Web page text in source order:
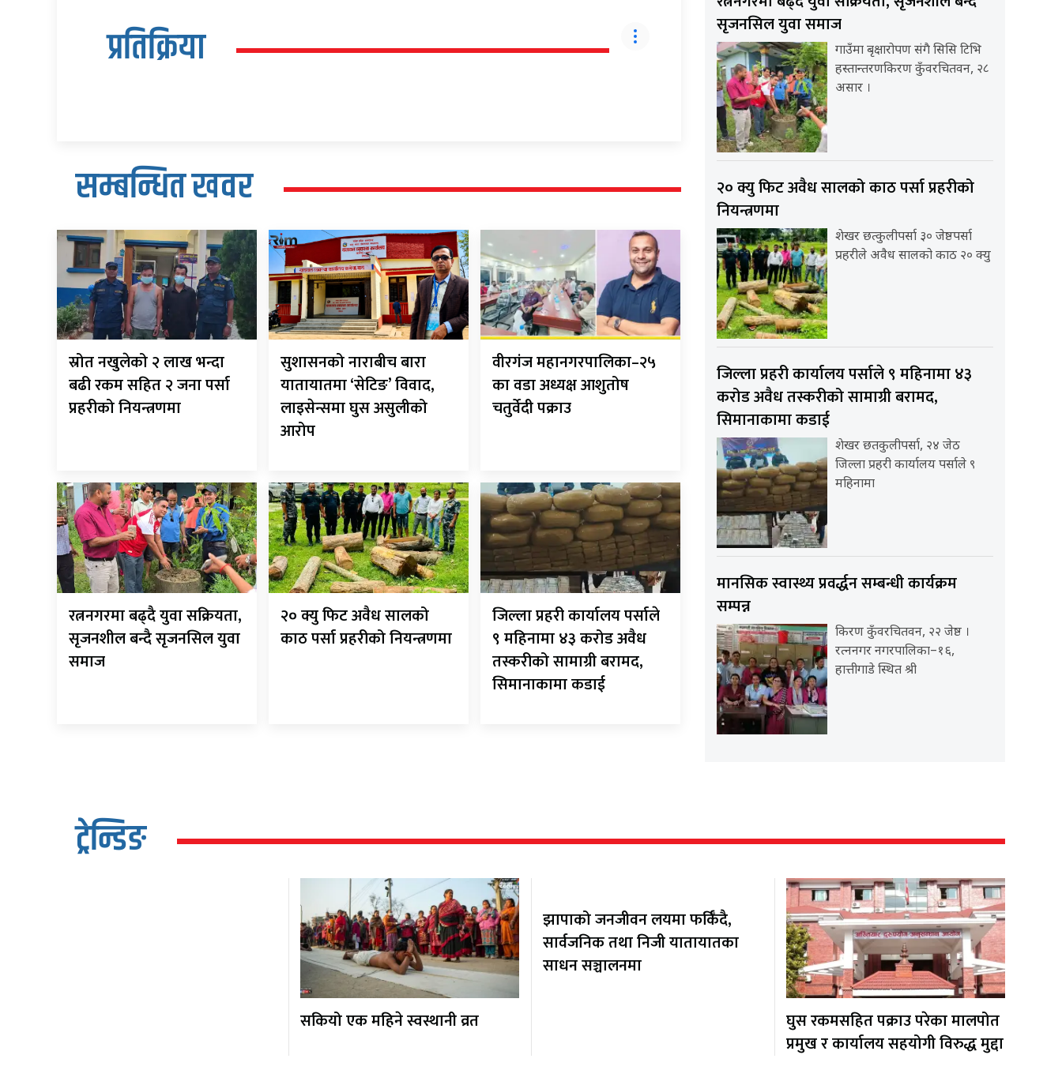
प्रतिक्रिया
सम्बन्धित खवर
स्रोत नखुलेको २ लाख भन्दा
बढी रकम सहित २ जना पर्सा
प्रहरीको नियन्त्रणमा
सुशासनको नाराबीच बारा
यातायातमा ‘सेटिङ’ विवाद,
लाइसेन्समा घुस असुलीको
आरोप
वीरगंज महानगरपालिका–२५
का वडा अध्यक्ष आशुतोष
चतुर्वेदी पक्राउ
रत्ननगरमा बढ्दै युवा सक्रियता,
सृजनशील बन्दै सृजनसिल युवा
समाज
२० क्यु फिट अवैध सालको
काठ पर्सा प्रहरीको नियन्त्रणमा
जिल्ला प्रहरी कार्यालय पर्साले
९ महिनामा ४३ करोड अवैध
तस्करीको सामाग्री बरामद,
सिमानाकामा कडाई
सृजनसिल युवा समाज
गाउँमा बृक्षारोपण संगै सिसि टिभि
हस्तान्तरणकिरण कुँवरचितवन, २८
असार ।
२० क्यु फिट अवैध सालको काठ पर्सा प्रहरीको
नियन्त्रणमा
शेखर छत्कुलीपर्सा ३० जेष्ठपर्सा
प्रहरीले अवैध सालको काठ २० क्यु
जिल्ला प्रहरी कार्यालय पर्साले ९ महिनामा ४३
करोड अवैध तस्करीको सामाग्री बरामद,
सिमानाकामा कडाई
शेखर छतकुलीपर्सा, २४ जेठ
जिल्ला प्रहरी कार्यालय पर्साले ९
महिनामा
मानसिक स्वास्थ्य प्रवर्द्धन सम्बन्धी कार्यक्रम
सम्पन्न
किरण कुँवरचितवन, २२ जेष्ठ ।
रत्ननगर नगरपालिका–१६,
हात्तीगाडे स्थित श्री
ट्रेन्डिङ
सकियो एक महिने स्वस्थानी व्रत
झापाको जनजीवन लयमा फर्किँदै,
सार्वजनिक तथा निजी यातायातका
साधन सञ्चालनमा
घुस रकमसहित पक्राउ परेका मालपोत
प्रमुख र कार्यालय सहयोगी विरुद्ध मुद्दा